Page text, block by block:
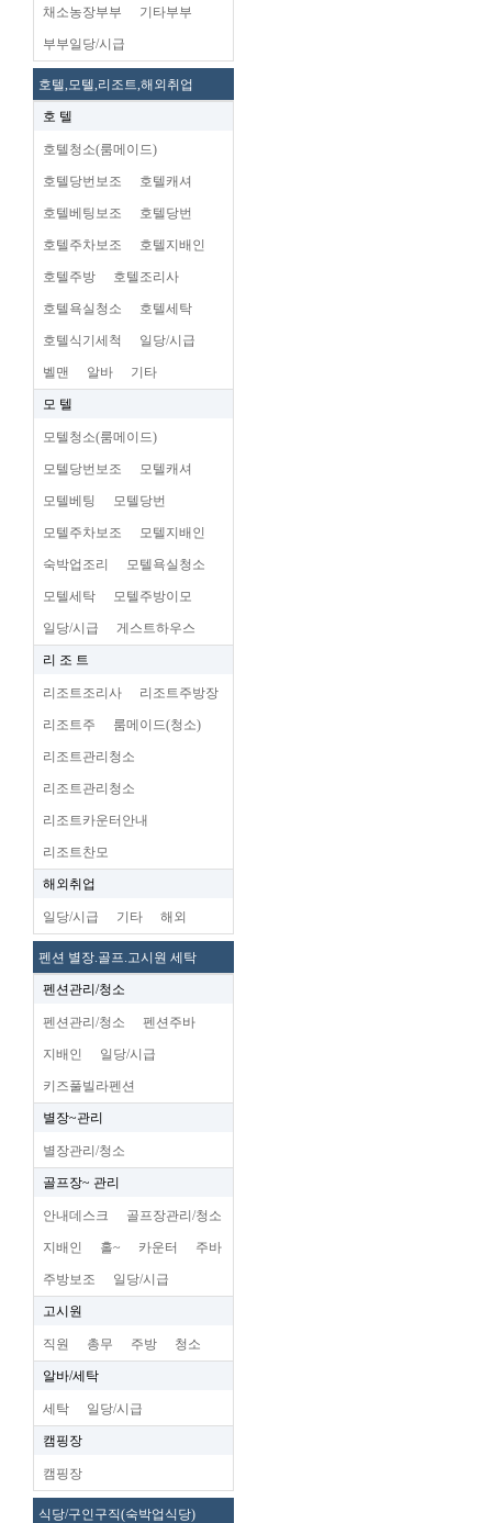
채소농장부부 기타부부
부부일당/시급
호텔,모텔,리조트,해외취업
호 텔
호텔청소(룸메이드)
호텔당번보조 호텔캐셔
호텔베팅보조 호텔당번
호텔주차보조 호텔지배인
호텔주방 호텔조리사
호텔욕실청소 호텔세탁
호텔식기세척 일당/시급
벨맨 알바 기타
모 텔
모텔청소(룸메이드)
모텔당번보조 모텔캐셔
모텔베팅 모텔당번
모텔주차보조 모텔지배인
숙박업조리 모텔욕실청소
모텔세탁 모텔주방이모
일당/시급 게스트하우스
리 조 트
리조트조리사 리조트주방장
리조트주 룸메이드(청소)
리조트관리청소
리조트관리청소
리조트카운터안내
리조트찬모
해외취업
일당/시급 기타 해외
펜션 별장.골프.고시원 세탁
펜션관리/청소
펜션관리/청소 펜션주바
지배인 일당/시급
키즈풀빌라펜션
별장~관리
별장관리/청소
골프장~ 관리
안내데스크 골프장관리/청소
지배인 홀~ 카운터 주바
주방보조 일당/시급
고시원
직원 총무 주방 청소
알바/세탁
세탁 일당/시급
캠핑장
캠핑장
식당/구인구직(숙박업식당)